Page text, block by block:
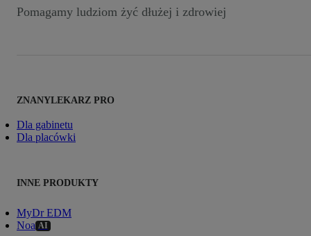
Pomagamy ludziom żyć dłużej i zdrowiej
ZNANYLEKARZ PRO
Dla gabinetu
Dla placówki
INNE PRODUKTY
MyDr EDM
Noa AI